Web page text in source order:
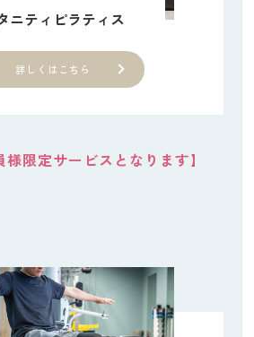
ニティピラティス
詳しくはこちら
様限定サービスとなります】